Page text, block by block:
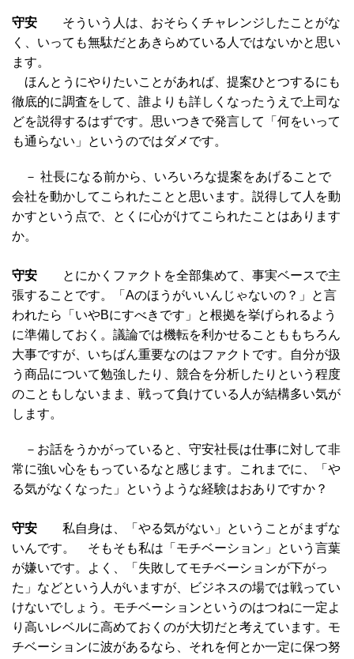
守安 そういう人は、おそらくチャレンジしたことがな
く、いっても無駄だとあきらめている人ではないかと思い
ます。
ほんとうにやりたいことがあれば、提案ひとつするにも
徹底的に調査をして、誰よりも詳しくなったうえで上司な
どを説得するはずです。思いつきで発言して「何をいって
も通らない」というのではダメです。
－ 社長になる前から、いろいろな提案をあげることで
会社を動かしてこられたことと思います。説得して人を動
かすという点で、とくに心がけてこられたことはあります
か。
守安 とにかくファクトを全部集めて、事実ベースで主
張することです。「Aのほうがいいんじゃないの？」と言
われたら「いやBにすべきです」と根拠を挙げられるよう
に準備しておく。議論では機転を利かせることももちろん
大事ですが、いちばん重要なのはファクトです。自分が扱
う商品について勉強したり、競合を分析したりという程度
のこともしないまま、戦って負けている人が結構多い気が
します。
－お話をうかがっていると、守安社長は仕事に対して非
常に強い心をもっているなと感じます。これまでに、「や
る気がなくなった」というような経験はおありですか？
守安 私自身は、「やる気がない」ということがまずな
いんです。 そもそも私は「モチベーション」という言葉
が嫌いです。よく、「失敗してモチベーションが下がっ
た」などという人がいますが、ビジネスの場では戦ってい
けないでしょう。モチベーションというのはつねに一定よ
り高いレベルに高めておくのが大切だと考えています。モ
チベーションに波があるなら、それを何とか一定に保つ努